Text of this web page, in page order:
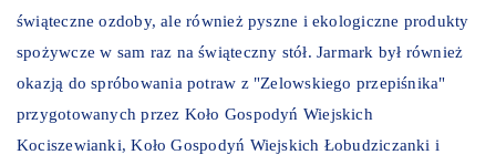
świąteczne ozdoby, ale również pyszne i ekologiczne produkty
spożywcze w sam raz na świąteczny stół. Jarmark był również
okazją do spróbowania potraw z "Zelowskiego przepiśnika"
przygotowanych przez Koło Gospodyń Wiejskich
Kociszewianki, Koło Gospodyń Wiejskich Łobudziczanki i